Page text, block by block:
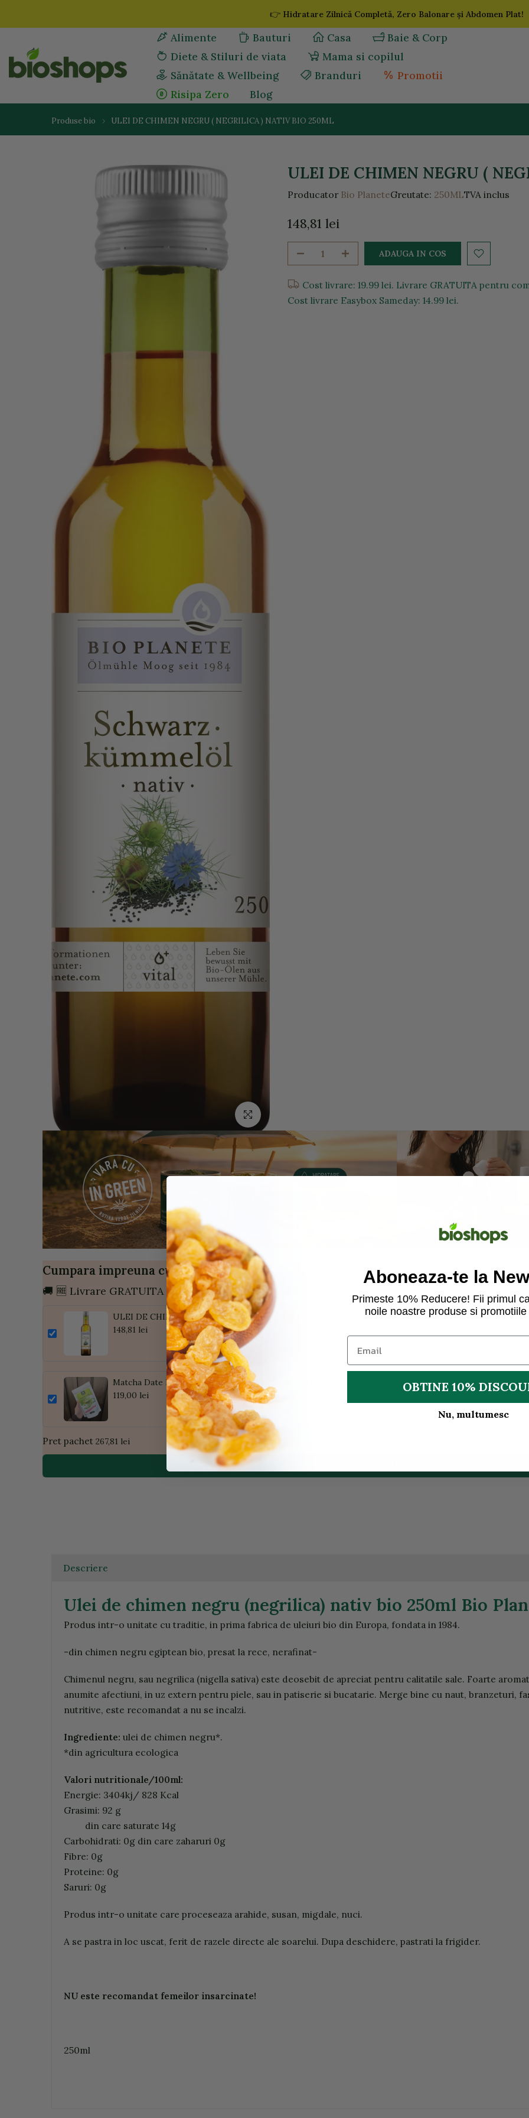
la
👉 Hidratare Zilnică Completă, Zero Balonare și Abdomen Plat!
Alimente Bauturi Casa
Baie & Corp
Diete & Stiluri de viata
Mama si copilul
Sănătate & Wellbeing
Branduri
Promotii
Risipa Zero
Blog
Produse bio ULEI DE CHIMEN NEGRU ( NEGRILICA ) NATIV BIO 250ML
Click pentru a mari
ULEI DE CHIMEN NEGRU (
Producator Bio PlaneteGreutate: 250MLTVA inclus
148,81 lei
ADAUGA IN COS
Cost livrare: 19.99 lei. Livrare GRATUITA pentru
Cost livrare Easybox Sameday: 14.99 lei.
Cumpara impreuna cu:
🚚 🆓 Livrare GRATUITA daca cumperi pachetul.
ULEI DE CHIMEN NEGRU ( NEGRILICA ) NATIV BIO 250ML
148,81 lei
+
Matcha Date Latte cu Coama Leului, Pudră de Curmale și Ghimbir, ECO, 300g | Golden Flavours
119,00 lei
Pret pachet 267,81 lei
Descriere
Ulei de chimen negru (negrilica) nativ bio 250ml Bio
Produs intr-o unitate cu traditie, in prima fabrica de uleiuri bio din Europa, fondata in 1984.
-din chimen negru egiptean bio, presat la rece, nerafinat-
Chimenul negru, sau negrilica (nigella sativa) este deosebit de apreciat pentru calitatile sale. Foarte
anumite afectiuni, in uz extern pentru piele, sau in patiserie si bucatarie. Merge bine cu naut, branzeturi,
nutritive, este recomandat a nu se incalzi.
Ingrediente: ulei de chimen negru*.
*din agricultura ecologica
Valori nutritionale/100ml:
Energie: 3404kj/ 828 Kcal
Grasimi: 92 g
din care saturate 14g
Carbohidrati: 0g din care zaharuri 0g
Fibre: 0g
Proteine: 0g
Saruri: 0g
Produs intr-o unitate care proceseaza arahide, susan, migdale, nuci.
A se pastra in loc uscat, ferit de razele directe ale soarelui. Dupa deschidere, pastrati la frigider.
NU este recomandat femeilor insarcinate!
250ml
Aboneaza-te la
Primeste 10% Reducere! Fii primul
noile noastre produse si
OBTINE 10%
Nu, multumesc